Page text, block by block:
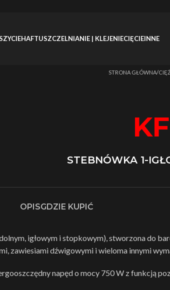
HAFTUSZCZELNIANIE | KLEJENIECIĘCIEINNE
Strona główna/
STEBNÓWKA 1-
OPISGDZIE KUPIĆ
igłowym i stopkowym), stworzona do
zawiesiami dźwigowymi i wieloma innymi
napęd o mocy 750 W z funkcją